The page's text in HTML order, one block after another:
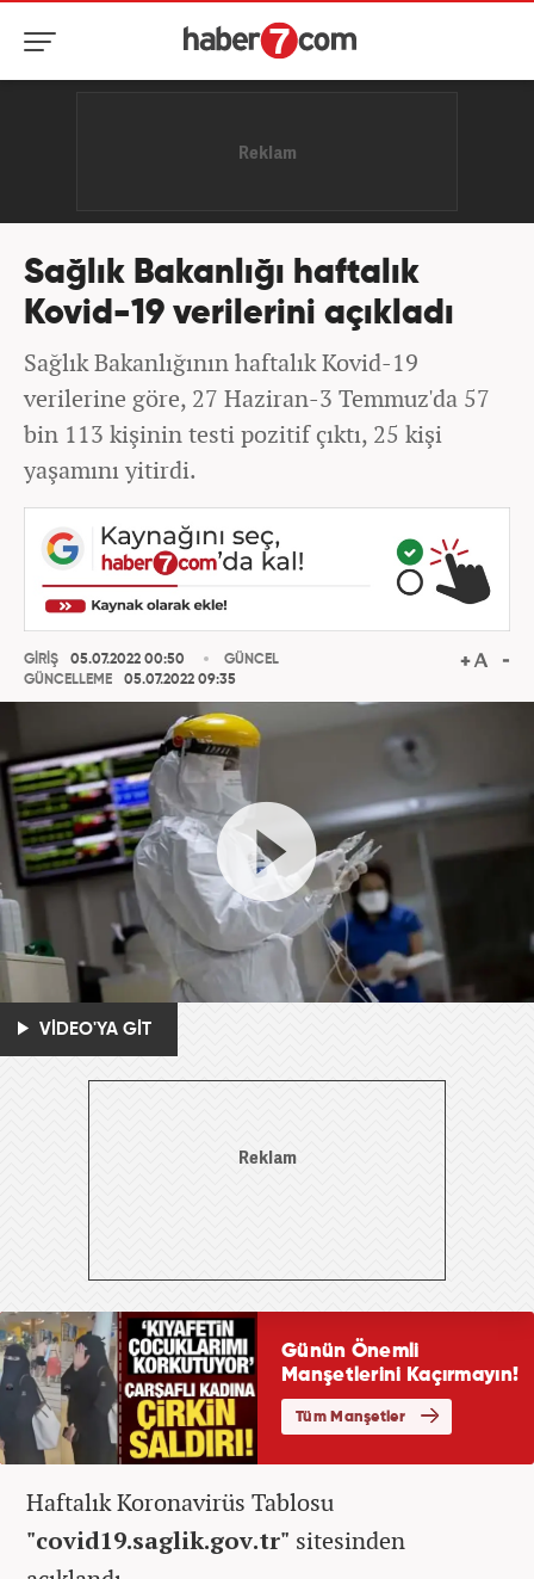
Sağlık Bakanlığı haftalık
Kovid-19 verilerini açıkladı
Sağlık Bakanlığının haftalık Kovid-19
verilerine göre, 27 Haziran-3 Temmuz'da 57
bin 113 kişinin testi pozitif çıktı, 25 kişi
yaşamını yitirdi.
GİRİŞ
05.07.2022 00:50
GÜNCELLEME
05.07.2022 09:35
GÜNCEL
VİDEO'YA GİT
Haftalık Koronavirüs Tablosu
"covid19.saglik.gov.tr" sitesinden